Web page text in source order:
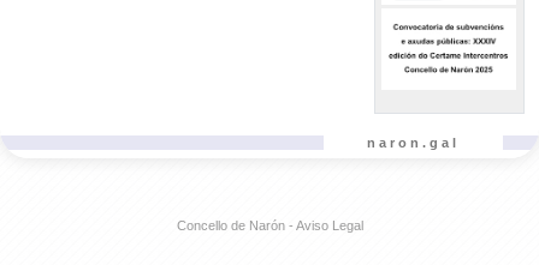
naron.gal
Concello de Narón - Aviso Legal